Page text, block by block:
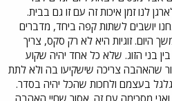
לנו זמן איכות זה עם זו גם בבית.
יושבים לשתות קפה ביחד, מדברים
היום. זוגיות היא לא רק סקס, צריך
בני הזוג. שלא כל אחד יהיה שקוע
שהאהבה צריכה שישקיעו בה ולא לתת
בעצמם ולחכות שהכל יהיה בסדר.
מסכימה עם זה. אסור שחיי האהבה